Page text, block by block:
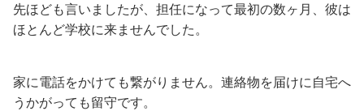
先ほども言いましたが、担任になって最初の数ヶ月、彼は
ほとんど学校に来ませんでした。
家に電話をかけても繋がりません。連絡物を届けに自宅へ
うかがっても留守です。